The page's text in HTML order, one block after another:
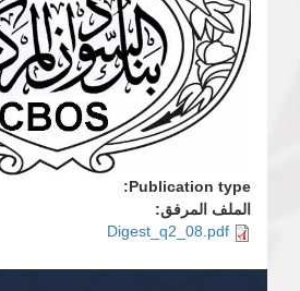
Publication type:
الملف المرفق:
Digest_q2_08.pdf